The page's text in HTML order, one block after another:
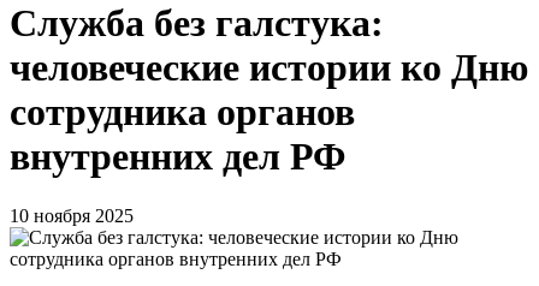
Служба без галстука:
человеческие истории ко Дню
сотрудника органов
внутренних дел РФ
10 ноября 2025